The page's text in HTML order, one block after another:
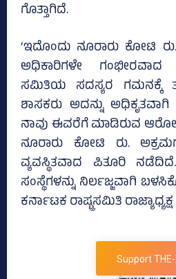
ಗೊತ್ತಾಗಿದೆ.
‘ಇದೊಂದು ನೂರಾರು ಕೋಟಿ
ಅಧಿಕಾರಿಗಳೇ
ಸಮಿತಿಯ ಸದಸ್ಯರ ಗಮನಕ್ಕೆ
ಶಾಸಕರು ಅದನ್ನು
ನಾವು ಈವರೆಗೆ ಮಾಡಿರುವ
ನೂರಾರು ಕೋಟಿ ರು.
ವ್ಯವಸ್ಥಿತವಾದ ಪಿತೂರಿ
ಸಂಸ್ಥೆಗಳನ್ನು ನಿರ್ಲಜ್ಜವಾಗಿ
ಕರ್ನಾಟಕ ರಾಷ್ಟ್ರಸಮಿತಿ ರಾಜ್ಯಾಧ್ಯಕ್ಷ
Support THE-